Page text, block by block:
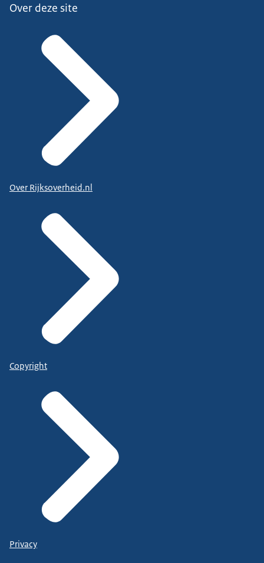
Over deze site
Over Rijksoverheid.nl
Copyright
Privacy